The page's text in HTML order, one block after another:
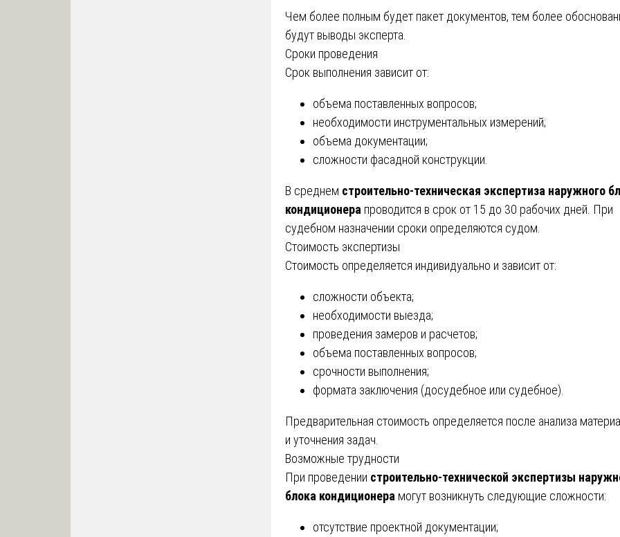
Чем более полным будет пакет документов, тем более
будут выводы эксперта.
Сроки проведения
Срок выполнения зависит от:
объема поставленных вопросов;
необходимости инструментальных измерений;
объема документации;
сложности фасадной конструкции.
В среднем строительно-техническая экспертиза наружного
кондиционера проводится в срок от 15 до 30 рабочих дней. При
судебном назначении сроки определяются судом.
Стоимость экспертизы
Стоимость определяется индивидуально и зависит от:
сложности объекта;
необходимости выезда;
проведения замеров и расчетов;
объема поставленных вопросов;
срочности выполнения;
формата заключения (досудебное или судебное).
Предварительная стоимость определяется после анализа
и уточнения задач.
Возможные трудности
При проведении строительно-технической экспертизы
блока кондиционера могут возникнуть следующие сложности:
отсутствие проектной документации;